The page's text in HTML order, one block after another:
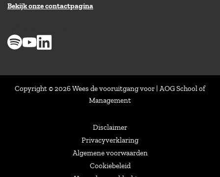
Bekijk onze contactpagina
Copyright © 2026 Wees de vooruitgang voor | AOG School of
Management
Disclaimer
Privacyverklaring
Algemene voorwaarden
Cookiebeleid